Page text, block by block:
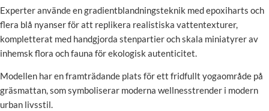
Experter använde en gradientblandningsteknik med epoxiharts och
flera blå nyanser för att replikera realistiska vattentexturer,
kompletterat med handgjorda stenpartier och skala miniatyrer av
inhemsk flora och fauna för ekologisk autenticitet.
Modellen har en framträdande plats för ett fridfullt yogaområde på
gräsmattan, som symboliserar moderna wellnesstrender i modern
urban livsstil.